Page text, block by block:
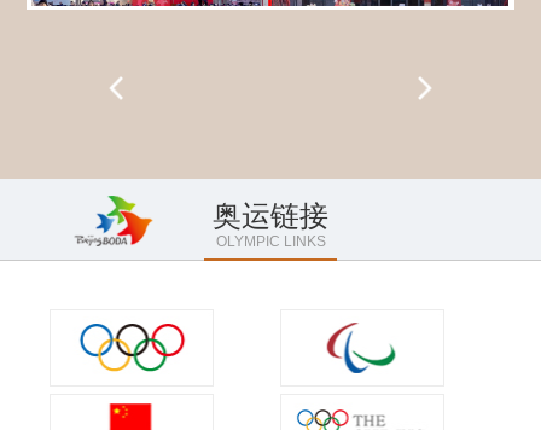
奥运链接
OLYMPIC LINKS